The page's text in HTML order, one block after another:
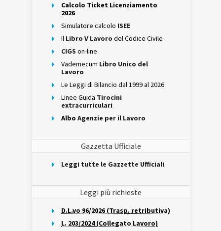
Calcolo Ticket Licenziamento
2026
Simulatore calcolo ISEE
Il Libro V Lavoro del Codice Civile
CIGS on-line
Vademecum Libro Unico del
Lavoro
Le Leggi di Bilancio dal 1999 al 2026
Linee Guida Tirocini
extracurriculari
Albo Agenzie per il Lavoro
Gazzetta Ufficiale
Leggi tutte le Gazzette Ufficiali
Leggi più richieste
D.L.vo 96/2026 (Trasp. retributiva)
L. 203/2024 (Collegato Lavoro)